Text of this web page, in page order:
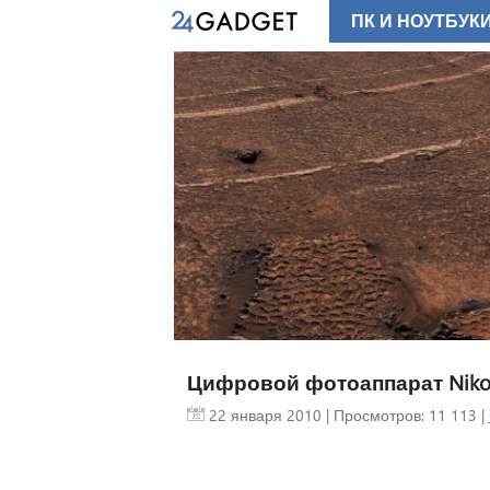
Цифровой фотоаппарат
22 января 2010 | Просмотров: 11 113 |
ПК И НОУТБУКИ